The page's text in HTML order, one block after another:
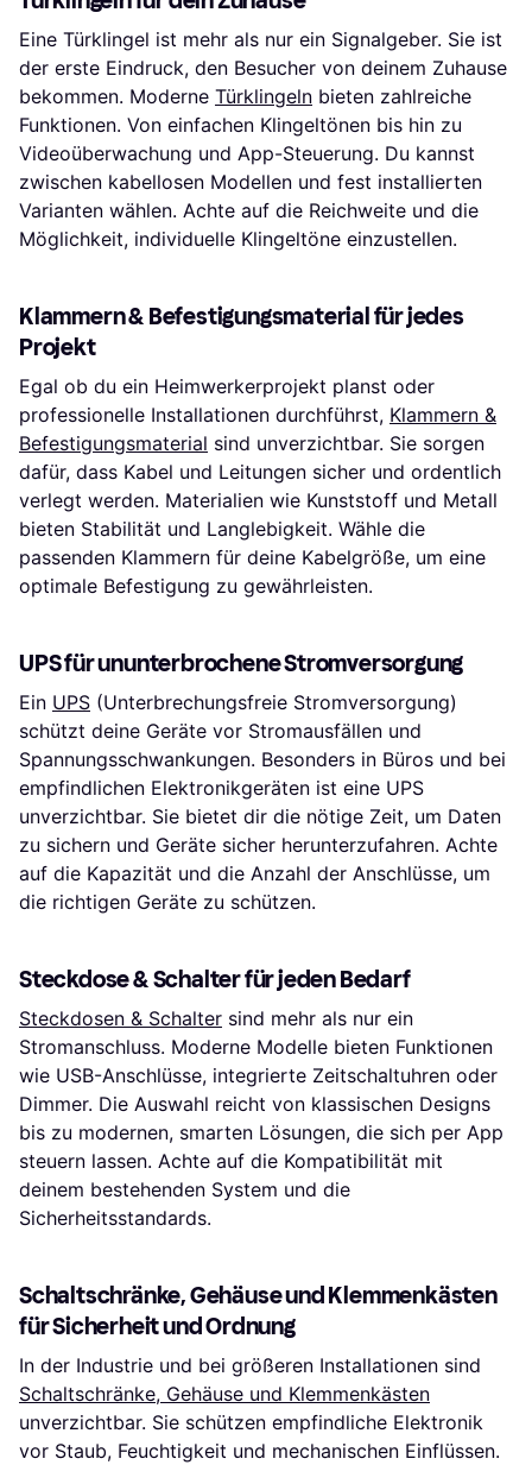
Eine Türklingel ist mehr als nur ein Signalgeber. Sie ist
der erste Eindruck, den Besucher von deinem Zuhause
bekommen. Moderne Türklingeln bieten zahlreiche
Funktionen. Von einfachen Klingeltönen bis hin zu
Videoüberwachung und App-Steuerung. Du kannst
zwischen kabellosen Modellen und fest installierten
Varianten wählen. Achte auf die Reichweite und die
Möglichkeit, individuelle Klingeltöne einzustellen.
Klammern & Befestigungsmaterial für jedes
Projekt
Egal ob du ein Heimwerkerprojekt planst oder
professionelle Installationen durchführst, Klammern &
Befestigungsmaterial sind unverzichtbar. Sie sorgen
dafür, dass Kabel und Leitungen sicher und ordentlich
verlegt werden. Materialien wie Kunststoff und Metall
bieten Stabilität und Langlebigkeit. Wähle die
passenden Klammern für deine Kabelgröße, um eine
optimale Befestigung zu gewährleisten.
UPS für ununterbrochene Stromversorgung
Ein UPS (Unterbrechungsfreie Stromversorgung)
schützt deine Geräte vor Stromausfällen und
Spannungsschwankungen. Besonders in Büros und bei
empfindlichen Elektronikgeräten ist eine UPS
unverzichtbar. Sie bietet dir die nötige Zeit, um Daten
zu sichern und Geräte sicher herunterzufahren. Achte
auf die Kapazität und die Anzahl der Anschlüsse, um
die richtigen Geräte zu schützen.
Steckdose & Schalter für jeden Bedarf
Steckdosen & Schalter sind mehr als nur ein
Stromanschluss. Moderne Modelle bieten Funktionen
wie USB-Anschlüsse, integrierte Zeitschaltuhren oder
Dimmer. Die Auswahl reicht von klassischen Designs
bis zu modernen, smarten Lösungen, die sich per App
steuern lassen. Achte auf die Kompatibilität mit
deinem bestehenden System und die
Sicherheitsstandards.
Schaltschränke, Gehäuse und Klemmenkästen
für Sicherheit und Ordnung
In der Industrie und bei größeren Installationen sind
Schaltschränke, Gehäuse und Klemmenkästen
unverzichtbar. Sie schützen empfindliche Elektronik
vor Staub, Feuchtigkeit und mechanischen Einflüssen.